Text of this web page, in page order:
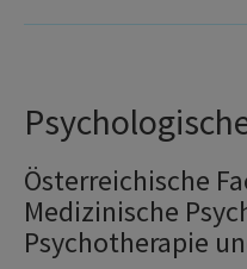
Österreichische
Medizinische
Psychotherapie